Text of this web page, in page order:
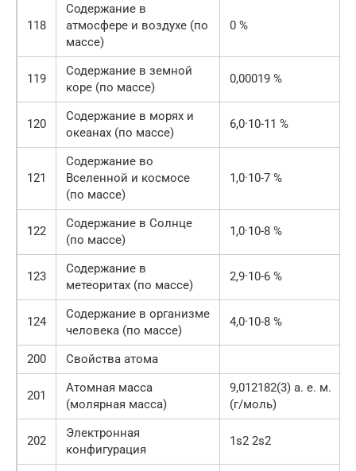
118
Содержание в
атмосфере и воздухе (по
массе)
0 %
119
Содержание в земной
коре (по массе)
0,00019 %
120
Содержание в морях и
океанах (по массе)
6,0·10-11 %
121
Содержание во
Вселенной и космосе
(по массе)
1,0·10-7 %
122
Содержание в Солнце
(по массе)
1,0·10-8 %
123
Содержание в
метеоритах (по массе)
2,9·10-6 %
124
Содержание в организме
человека (по массе)
4,0·10-8 %
200 Свойства атома
201
Атомная масса
(молярная масса)
9,012182(3) а. е. м.
(г/моль)
202
Электронная
конфигурация
1s2 2s2